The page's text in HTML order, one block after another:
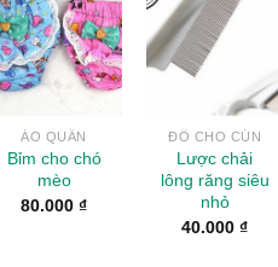
Add to
Wishlist
ÁO QUẦN
Bỉm cho chó
mèo
80.000₫
Add to
Wishlist
ĐỒ CHO CÚN
Lược chải
lông răng siêu
nhỏ
40.000₫